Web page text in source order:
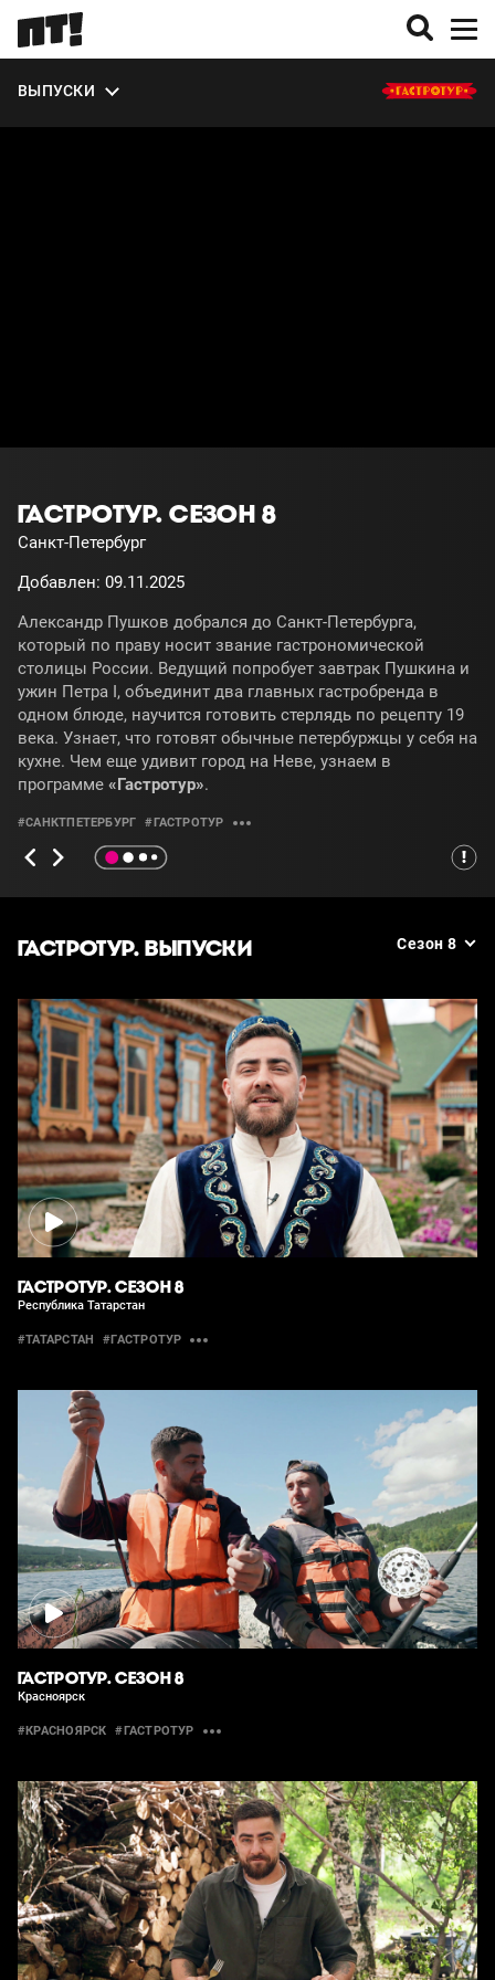
ВЫПУСКИ
О СЕЗОНЕ
ГАСТРОТУР. СЕЗОН 8
Санкт-Петербург
Добавлен: 09.11.2025
Александр Пушков добрался до Санкт-Петербурга,
который по праву носит звание гастрономической
столицы России. Ведущий попробует завтрак Пушкина и
ужин Петра I, объединит два главных гастробренда в
одном блюде, научится готовить стерлядь по рецепту 19
века. Узнает, что готовят обычные петербуржцы у себя на
кухне. Чем еще удивит город на Неве, узнаем в
программе «Гастротур».
#САНКТПЕТЕРБУРГ #ГАСТРОТУР
ГАСТРОТУР. ВЫПУСКИ Сезон 8
ГАСТРОТУР. СЕЗОН 8
Республика Татарстан
#ТАТАРСТАН #ГАСТРОТУР
ГАСТРОТУР. СЕЗОН 8
Красноярск
#КРАСНОЯРСК #ГАСТРОТУР